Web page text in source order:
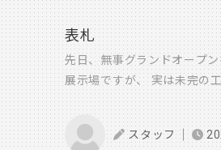
会になりますので、予約フ
いたします・ クリ
表札
先日、無事グランドオープ
展示場ですが、 実は未完の
ので、無きゃなくても・・
な表札かと言いますと 文字
す。 外構屋さんが2パター
スタッフ